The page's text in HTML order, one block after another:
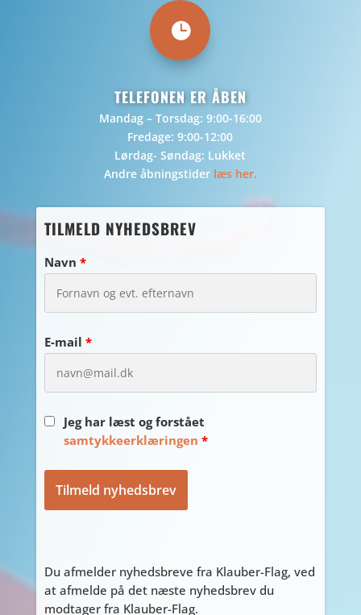

TELEFONEN ER ÅBEN
Mandag – Torsdag: 9:00-16:00
Fredage: 9:00-12:00
Lørdag- Søndag: Lukket
Andre åbningstider læs her.
TILMELD NYHEDSBREV
Navn *
E-mail *
Jeg har læst og forstået
samtykkeerklæringen *
Du afmelder nyhedsbreve fra Klauber-Flag, ved
at afmelde på det næste nyhedsbrev du
modtager fra Klauber-Flag.